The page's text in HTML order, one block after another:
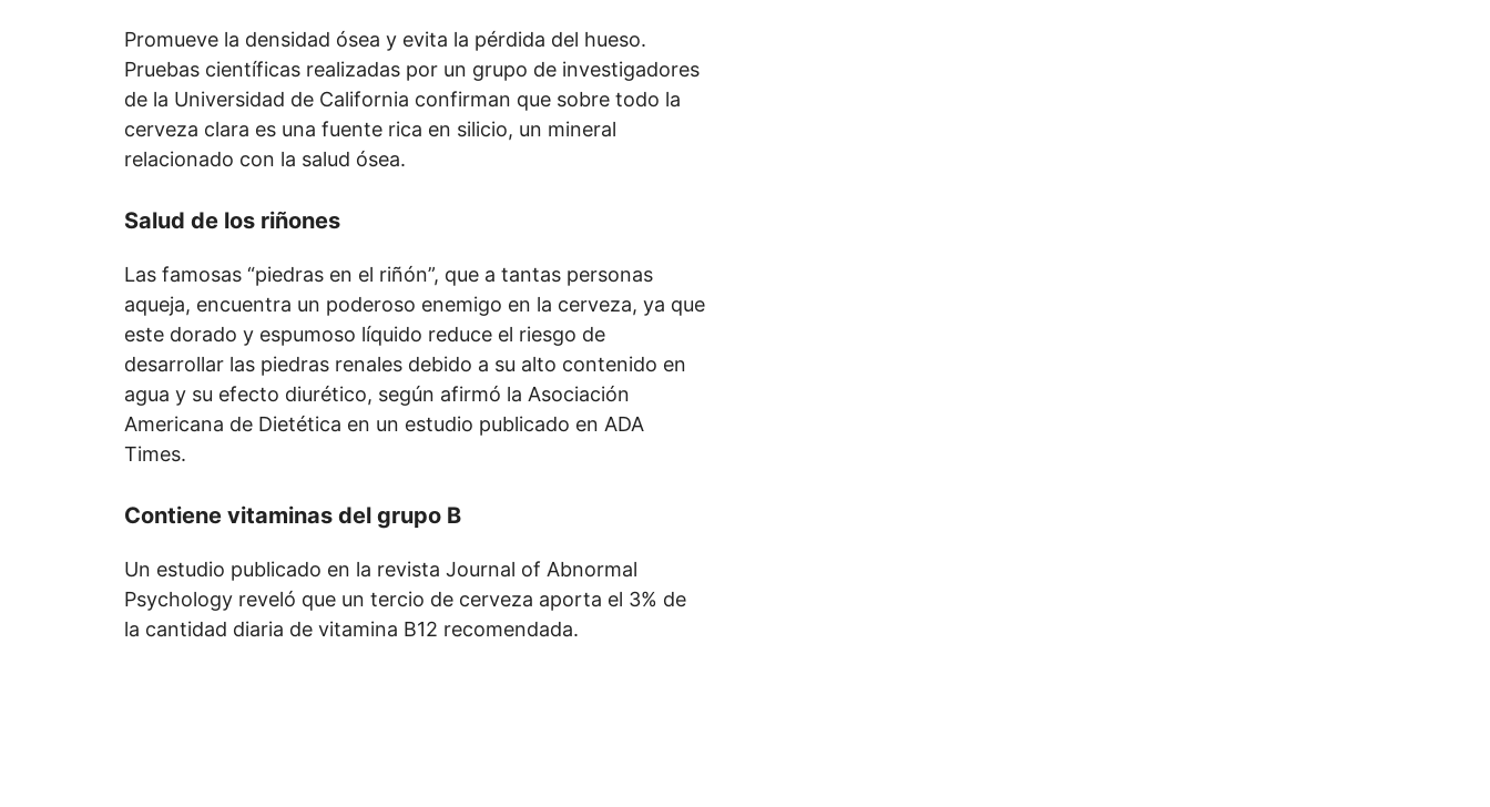
Promueve la densidad ósea y evita la pérdida del hueso.
Pruebas científicas realizadas por un grupo de investigadores
de la Universidad de California confirman que sobre todo la
cerveza clara es una fuente rica en silicio, un mineral
relacionado con la salud ósea.
Salud de los riñones
Las famosas “piedras en el riñón”, que a tantas personas
aqueja, encuentra un poderoso enemigo en la cerveza, ya que
este dorado y espumoso líquido reduce el riesgo de
desarrollar las piedras renales debido a su alto contenido en
agua y su efecto diurético, según afirmó la Asociación
Americana de Dietética en un estudio publicado en ADA
Times.
Contiene vitaminas del grupo B
Un estudio publicado en la revista Journal of Abnormal
Psychology reveló que un tercio de cerveza aporta el 3% de
la cantidad diaria de vitamina B12 recomendada.